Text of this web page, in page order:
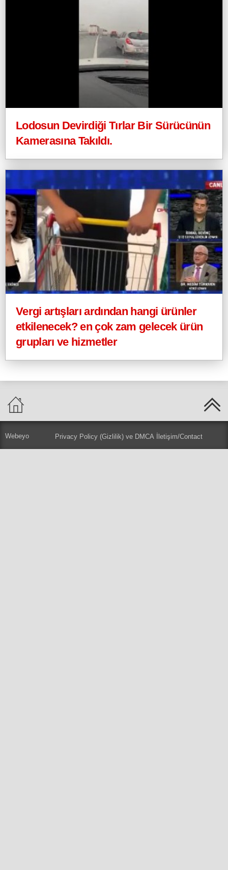
Lodosun Devirdiği Tırlar Bir Sürücünün
Kamerasına Takıldı.
Vergi artışları ardından hangi ürünler
etkilenecek? en çok zam gelecek ürün
grupları ve hizmetler
Webeyo Privacy Policy (Gizlilik) ve DMCA İletişim/Contact